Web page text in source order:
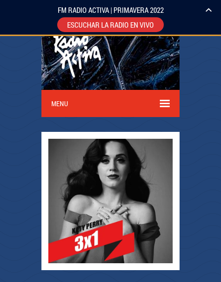
MENU
FM RADIO ACTIVA | PRIMAVERA 2022
ESCUCHAR LA RADIO EN VIVO